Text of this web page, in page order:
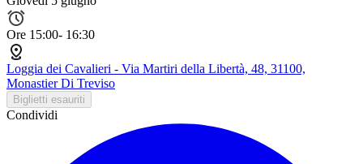
Ore 15:00- 16:30
Loggia dei Cavalieri - Via Martiri della Libertà, 48, 31100,
Monastier Di Treviso
Biglietti esauriti
Condividi